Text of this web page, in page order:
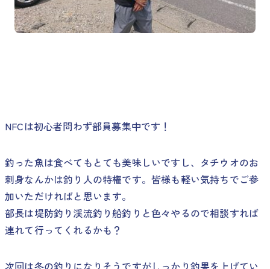
NFCは初心者問わず部員募集中です！
釣った魚は食べてもとても美味しいですし、タチウオのお
刺身なんかは釣り人の特権です。皆様も軽い気持ちでご参
加いただければと思います。
部長は堤防釣り渓流釣り船釣りと色々やるので相談すれば
連れて行ってくれるかも？
次回は冬の釣りになりそうですがしっかり釣果を上げてい